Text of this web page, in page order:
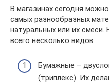
В магазинах сегодня
самых разнообразных
натуральных или их
всего несколько видов:
Бумажные –
(триплекс). Их